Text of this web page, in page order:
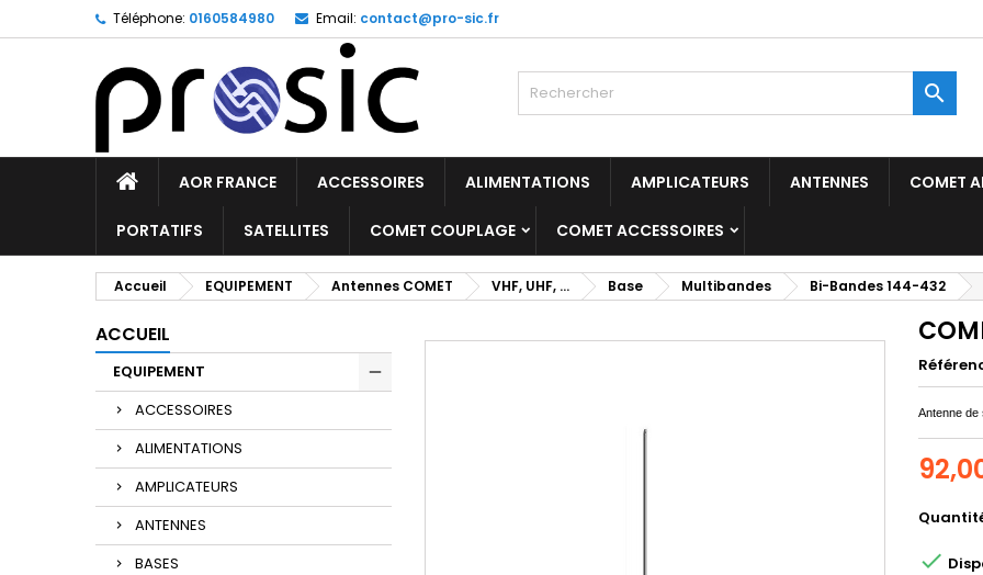
Téléphone: 0160584980 Email: contact@pro-sic.fr

AOR FRANCE ACCESSOIRES ALIMENTATIONS AMPLICATEURS ANTENNES COMET
PORTATIFS SATELLITES COMET COUPLAGE COMET ACCESSOIRES
Accueil EQUIPEMENT Antennes COMET VHF, UHF, ... Base Multibandes Bi-Bandes 144-432
ACCUEIL
EQUIPEMENT
ACCESSOIRES
ALIMENTATIONS
AMPLICATEURS
ANTENNES
BASES
Antenne de
